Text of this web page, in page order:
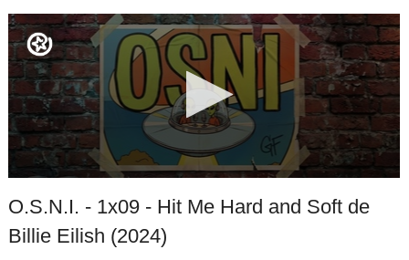
O.S.N.I. - 1x09 - Hit Me Hard and Soft de
Billie Eilish (2024)